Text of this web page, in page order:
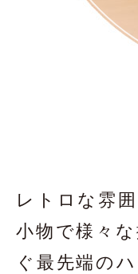
レトロな雰
小物で様々な
ぐ 最先端の